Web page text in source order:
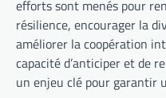
efforts sont menés pour
résilience, encourager la
améliorer la coopération
capacité d’anticiper et de
un enjeu clé pour garantir